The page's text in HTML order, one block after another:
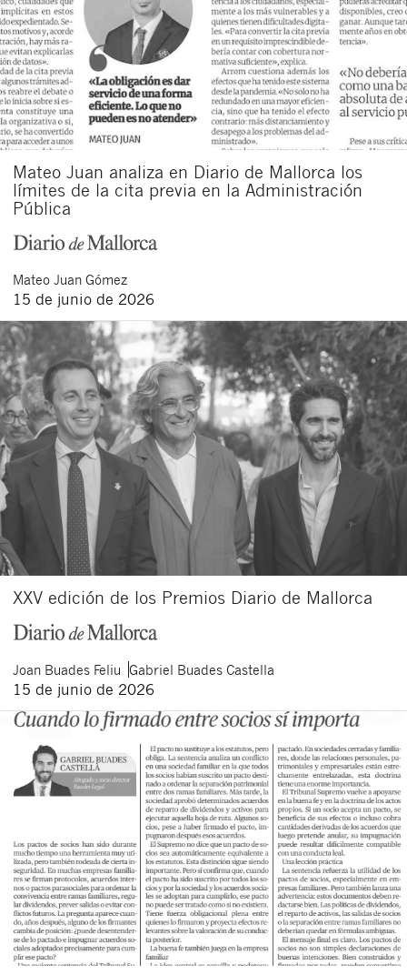
Mateo Juan analiza en Diario de Mallorca los
límites de la cita previa en la Administración
Pública
Mateo Juan Gómez
15 de junio de 2026
XXV edición de los Premios Diario de Mallorca
Joan Buades Feliu Gabriel Buades Castella
15 de junio de 2026